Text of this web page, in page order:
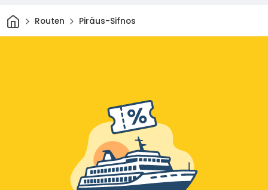
HeimRouten Piräus-Sifnos